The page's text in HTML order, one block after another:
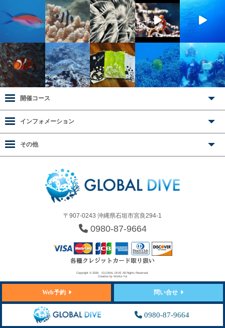
〒907-0243 沖縄県石垣市宮良294-1
0980-87-9664
開催コース
インフォメーション
その他
Copyright © 2026 GLOBAL DIVE All Rights Reserved.
Creative by Works-Yui
Web予約 問い合せ
0980-87-9664